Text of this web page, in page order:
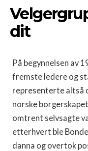
dit
På begynnelsen av
fremste ledere og
representerte altså
norske
omtrent selvsagte
etterhvert ble
danna og overtok